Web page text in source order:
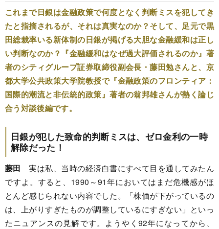
これまで日銀は金融政策で何度となく判断ミスを犯してき
たと指摘されるが、それは真実なのか？そして、足元で黒
田総裁率いる新体制の日銀が掲げる大胆な金融緩和は正し
い判断なのか？『金融緩和はなぜ過大評価されるのか』著
者のシティグループ証券取締役副会長・藤田勉さんと、京
都大学公共政策大学院教授で『金融政策のフロンティア：
国際的潮流と非伝統的政策』著者の翁邦雄さんが熱く論じ
合う対談後編です。
日銀が犯した致命的判断ミスは、ゼロ金利の一時
解除だった！
藤田 実は私、当時の経済白書にすべて目を通してみたん
ですよ。すると、1990～91年においてはまだ危機感がほ
とんど感じられない内容でした。「株価が下がっているの
は、上がりすぎたものが調整しているにすぎない」といっ
たニュアンスの見解です。ようやく92年になってから、